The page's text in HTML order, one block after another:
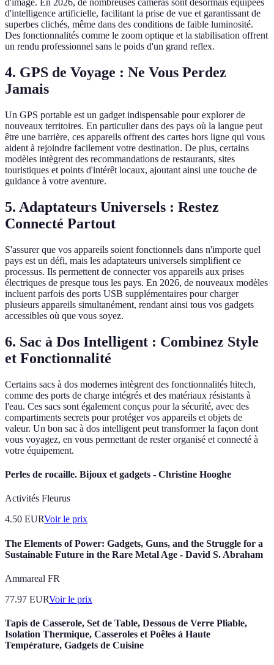
d'image. En 2026, de nombreuses caméras sont désormais équipées
d'intelligence artificielle, facilitant la prise de vue et garantissant de
superbes clichés, même dans des conditions de faible luminosité.
Des fonctionnalités comme le zoom optique et la stabilisation offrent
un rendu professionnel sans le poids d'un grand reflex.
4. GPS de Voyage : Ne Vous Perdez
Jamais
Un GPS portable est un gadget indispensable pour explorer de
nouveaux territoires. En particulier dans des pays où la langue peut
être une barrière, ces appareils offrent des cartes hors ligne qui vous
aident à rejoindre facilement votre destination. De plus, certains
modèles intègrent des recommandations de restaurants, sites
touristiques et points d'intérêt locaux, ajoutant ainsi une touche de
guidance à votre aventure.
5. Adaptateurs Universels : Restez
Connecté Partout
S'assurer que vos appareils soient fonctionnels dans n'importe quel
pays est un défi, mais les adaptateurs universels simplifient ce
processus. Ils permettent de connecter vos appareils aux prises
électriques de presque tous les pays. En 2026, de nouveaux modèles
incluent parfois des ports USB supplémentaires pour charger
plusieurs appareils simultanément, rendant ainsi tous vos gadgets
accessibles où que vous soyez.
6. Sac à Dos Intelligent : Combinez Style
et Fonctionnalité
Certains sacs à dos modernes intègrent des fonctionnalités hitech,
comme des ports de charge intégrés et des matériaux résistants à
l'eau. Ces sacs sont également conçus pour la sécurité, avec des
compartiments secrets pour protéger vos appareils et objets de
valeur. Un bon sac à dos intelligent peut transformer la façon dont
vous voyagez, en vous permettant de rester organisé et connecté à
votre équipement.
Perles de rocaille. Bijoux et gadgets - Christine Hooghe
Activités Fleurus
4.50 EURVoir le prix
The Elements of Power: Gadgets, Guns, and the Struggle for a
Sustainable Future in the Rare Metal Age - David S. Abraham
Ammareal FR
77.97 EURVoir le prix
Tapis de Casserole, Set de Table, Dessous de Verre Pliable,
Isolation Thermique, Casseroles et Poêles à Haute
Température, Gadgets de Cuisine